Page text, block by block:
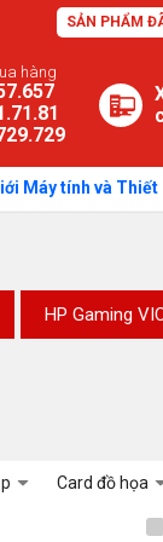
SẢN PHẨM
hàng
và Thiết bị
HP Gaming
Card đồ họa